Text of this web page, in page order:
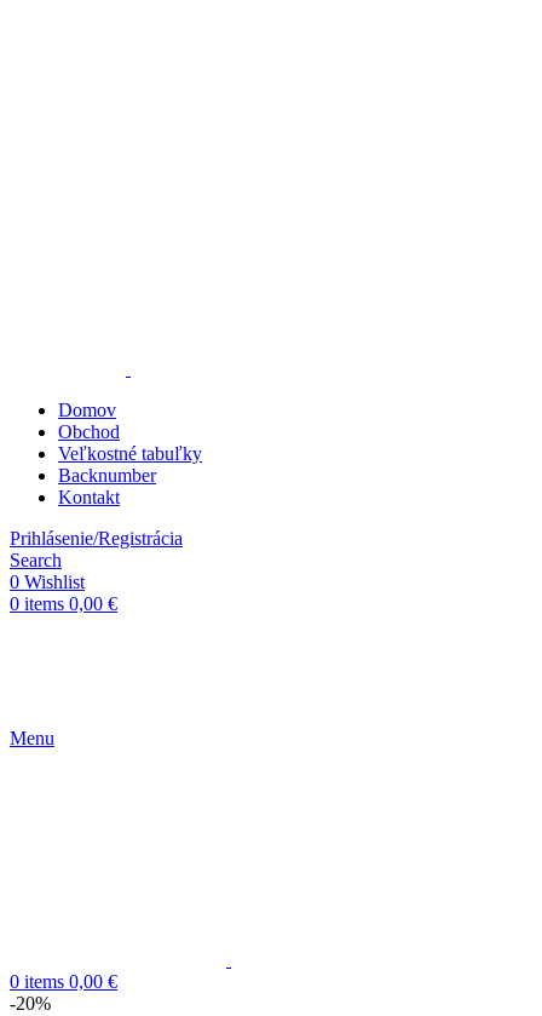
Domov
Obchod
Veľkostné tabuľky
Backnumber
Kontakt
Prihlásenie/Registrácia
Search
0 Wishlist
0 items 0,00 €
Menu
0 items 0,00 €
-20%